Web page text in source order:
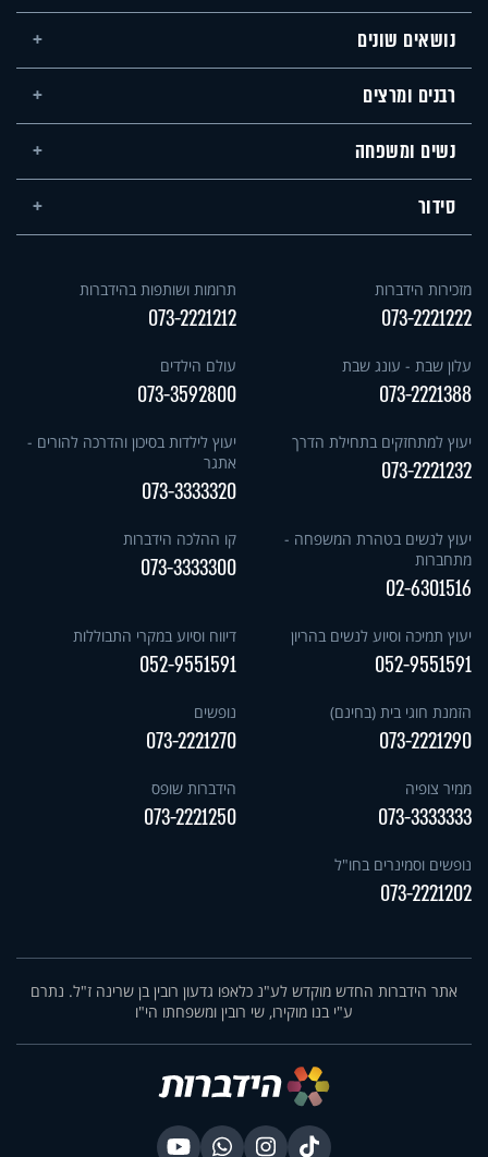
נושאים שונים
רבנים ומרצים
נשים ומשפחה
סידור
מזכירות הידברות
073-2221222
תרומות ושותפות בהידברות
073-2221212
עלון שבת - עונג שבת
073-2221388
עולם הילדים
073-3592800
יעוץ למתחזקים בתחילת הדרך
073-2221232
יעוץ לילדות בסיכון והדרכה להורים -
אתגר
073-3333320
יעוץ לנשים בטהרת המשפחה -
מתחברות
02-6301516
קו ההלכה הידברות
073-3333300
יעוץ תמיכה וסיוע לנשים בהריון
052-9551591
דיווח וסיוע במקרי התבוללות
052-9551591
הזמנת חוגי בית (בחינם)
073-2221290
נופשים
073-2221270
ממיר צופיה
073-3333333
הידברות שופס
073-2221250
נופשים וסמינרים בחו"ל
073-2221202
אתר הידברות החדש מוקדש לע"נ כלאפו גדעון רובין בן שרינה ז"ל. נתרם
ע"י בנו מוקירו, שי רובין ומשפחתו הי"ו